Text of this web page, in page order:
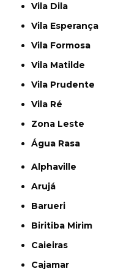
Vila Dila
Vila Esperança
Vila Formosa
Vila Matilde
Vila Prudente
Vila Ré
Zona Leste
Água Rasa
Alphaville
Arujá
Barueri
Biritiba Mirim
Caieiras
Cajamar